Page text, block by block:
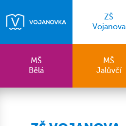
ZŠ
Vojanova
MŠ
Bělá
MŠ
Jalůvčí